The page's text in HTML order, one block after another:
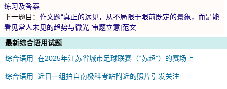
练习及答案
下一题目： 作文题“真正的远见，从不局限于眼前既定的景象，而是能
看见常人未见的趋势与微光”审题立意|范文
最新综合语用试题
综合语用_在2025年江苏省城市足球联赛（“苏超”）的赛场上
综合语用_近日一组拍自南极科考站附近的照片引发关注